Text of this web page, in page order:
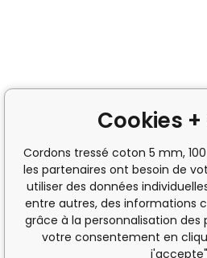
Cookies +
Cordons tressé coton 5 mm,
les partenaires ont besoin de
utiliser des données
entre autres, des informations
grâce à la personnalisation des
votre consentement en